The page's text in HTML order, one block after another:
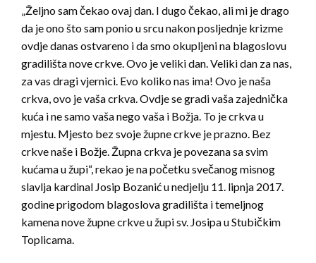
„Željno sam čekao ovaj dan. I dugo čekao, ali mi je drago
da je ono što sam ponio u srcu nakon posljednje krizme
ovdje danas ostvareno i da smo okupljeni na blagoslovu
gradilišta nove crkve. Ovo je veliki dan. Veliki dan za nas,
za vas dragi vjernici. Evo koliko nas ima! Ovo je naša
crkva, ovo je vaša crkva. Ovdje se gradi vaša zajednička
kuća i ne samo vaša nego vaša i Božja. To je crkva u
mjestu. Mjesto bez svoje župne crkve je prazno. Bez
crkve naše i Božje. Župna crkva je povezana sa svim
kućama u župi“, rekao je na početku svečanog misnog
slavlja kardinal Josip Bozanić u nedjelju 11. lipnja 2017.
godine prigodom blagoslova gradilišta i temeljnog
kamena nove župne crkve u župi sv. Josipa u Stubičkim
Toplicama.